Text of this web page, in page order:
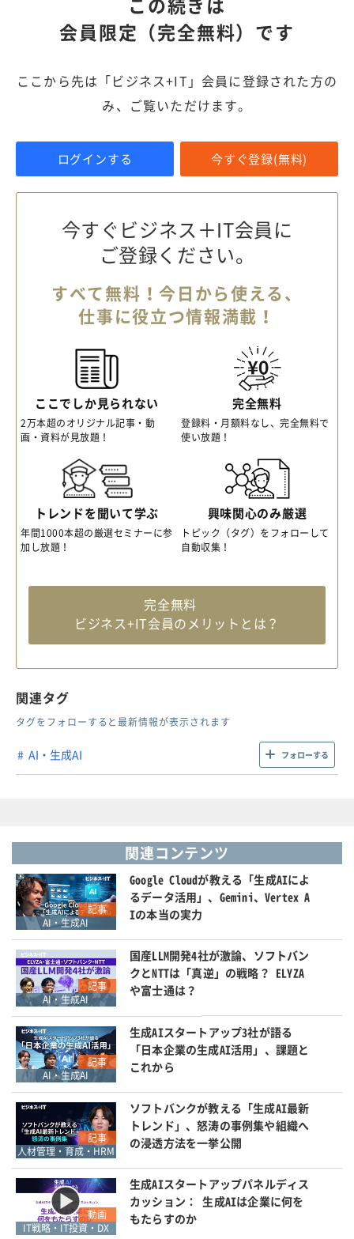
会員限定（完全無料）です
ここから先は「ビジネス+IT」会員に登録された方の
み、ご覧いただけます。
ログインする 今すぐ登録(無料)
今すぐビジネス＋IT会員に
ご登録ください。
すべて無料！今日から使える、
仕事に役立つ情報満載！
ここでしか見られない
2万本超のオリジナル記事・動
画・資料が見放題！
完全無料
登録料・月額料なし、完全無料で
使い放題！
トレンドを聞いて学ぶ
年間1000本超の厳選セミナーに参
加し放題！
興味関心のみ厳選
トピック（タグ）をフォローして
自動収集！
完全無料
ビジネス+IT会員のメリットとは？
関連タグ
タグをフォローすると最新情報が表示されます
AI・生成AI フォローする
関連コンテンツ
記事
AI・生成AI
Google Cloudが教える「生成AIによ
るデータ活用」、Gemini、Vertex A
Iの本当の実力
記事
AI・生成AI
国産LLM開発4社が激論、ソフトバン
クとNTTは「真逆」の戦略？ ELYZA
や富士通は？
記事
AI・生成AI
生成AIスタートアップ3社が語る
「日本企業の生成AI活用」、課題と
これから
記事
人材管理・育成・HRM
ソフトバンクが教える「生成AI最新
トレンド」、怒涛の事例集や組織へ
の浸透方法を一挙公開
動画
IT戦略・IT投資・DX
生成AIスタートアップパネルディス
カッション： 生成AIは企業に何を
もたらすのか